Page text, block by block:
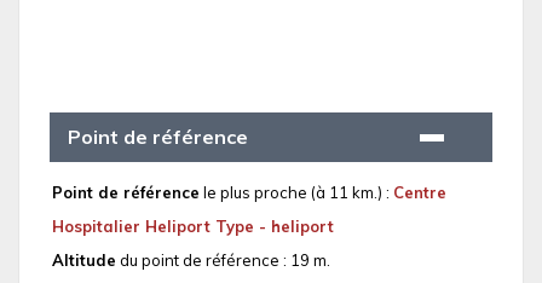
Point de référence
Point de référence le plus proche (à 11 km.) : Centre
Hospitalier Heliport Type - heliport
Altitude du point de référence : 19 m.